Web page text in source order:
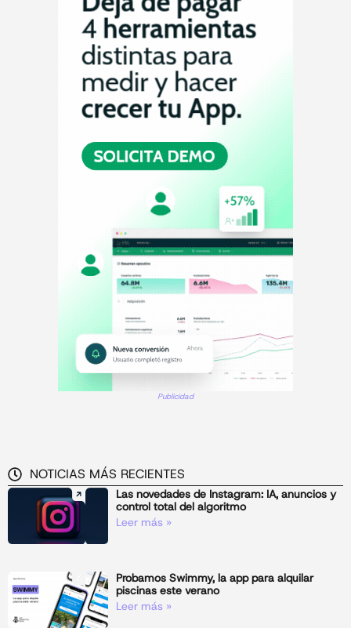
Publicidad
NOTICIAS MÁS RECIENTES
Las novedades de Instagram: IA, anuncios y
control total del algoritmo
Leer más »
Probamos Swimmy, la app para alquilar
piscinas este verano
Leer más »